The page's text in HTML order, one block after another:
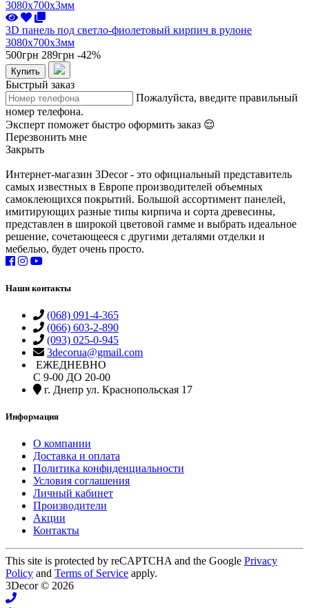
3D панель под светло-фиолетовый кирпич в рулоне
3080x700x3мм
500грн 289грн -42%
Купить
Быстрый заказ
Пожалуйста, введите правильный
номер телефона.
Эксперт поможет быстро оформить заказ 😌
Перезвонить мне
Закрыть
Интернет-магазин 3Decor - это официальный представитель
самых известных в Европе производителей объемных
самоклеющихся покрытий. Большой ассортимент панелей,
имитирующих разные типы кирпича и сорта древесины,
представлен в широкой цветовой гамме и выбрать идеальное
решение, сочетающееся с другими деталями отделки и
мебелью, будет очень просто.
Наши контакты
(068) 091-4-365
(066) 603-2-890
(093) 025-0-945
3decorua@gmail.com
ЕЖЕДНЕВНО
С 9-00 ДО 20-00
г. Днепр ул. Краснопольская 17
Информация
О компании
Доставка и оплата
Политика конфиденциальности
Условия соглашения
Личный кабинет
Производители
Акции
Контакты
This site is protected by reCAPTCHA and the Google Privacy
Policy and Terms of Service apply.
3Decor © 2026